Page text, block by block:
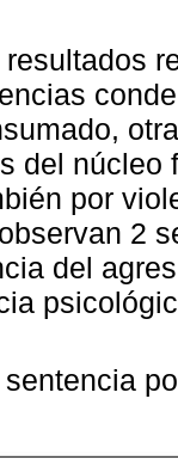
resultados
del
por
2
del
sentencia